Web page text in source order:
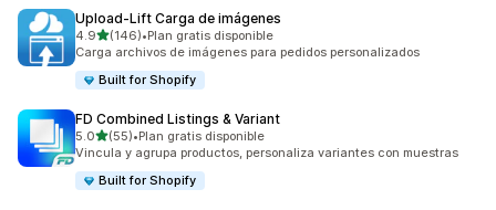
Upload‑Lift Carga de imágenes
4.9de 5 estrellas
(146)
146 reseñas en total
•Plan gratis disponible
Carga archivos de imágenes para pedidos personalizados
Built for Shopify
FD Combined Listings & Variant
5.0de 5 estrellas
(55)
55 reseñas en total
•Plan gratis disponible
Vincula y agrupa productos, personaliza variantes con muestras
Built for Shopify